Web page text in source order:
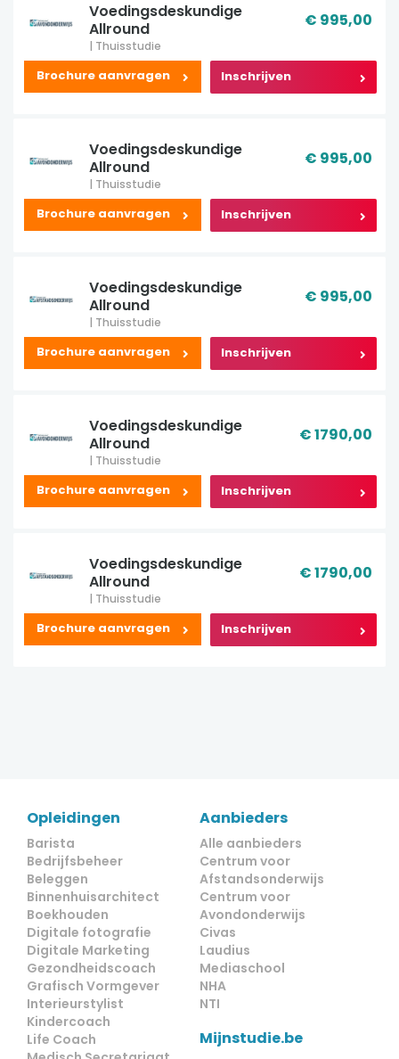
Voedingsdeskundige
Allround
| Thuisstudie
€ 995,00
Inschrijven
Brochure aanvragen
Voedingsdeskundige
Allround
| Thuisstudie
€ 995,00
Inschrijven
Brochure aanvragen
Voedingsdeskundige
Allround
| Thuisstudie
€ 995,00
Inschrijven
Brochure aanvragen
Voedingsdeskundige
Allround
| Thuisstudie
€ 1790,00
Inschrijven
Brochure aanvragen
Voedingsdeskundige
Allround
| Thuisstudie
€ 1790,00
Inschrijven
Brochure aanvragen
Opleidingen
Barista
Bedrijfsbeheer
Beleggen
Binnenhuisarchitect
Boekhouden
Digitale fotografie
Digitale Marketing
Gezondheidscoach
Grafisch Vormgever
Interieurstylist
Kindercoach
Life Coach
Aanbieders
Alle aanbieders
Centrum voor
Afstandsonderwijs
Centrum voor
Avondonderwijs
Civas
Laudius
Mediaschool
NHA
NTI
Mijnstudie.be